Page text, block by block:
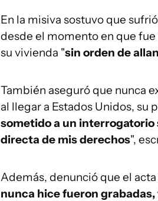
En la misiva sostuvo que
desde el momento en que
su vivienda "sin orden de
También aseguró que nunca
al llegar a Estados Unidos, su
sometido a un interrogatorio
directa de mis derechos",
Además, denunció que el
nunca hice fueron